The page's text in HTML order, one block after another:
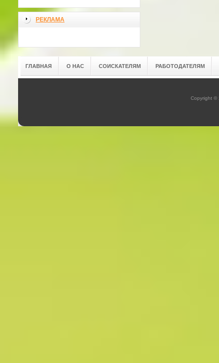
РЕКЛАМА
ГЛАВНАЯ О НАС СОИСКАТЕЛЯМ РАБОТОДАТЕЛЯМ
Copyright ©